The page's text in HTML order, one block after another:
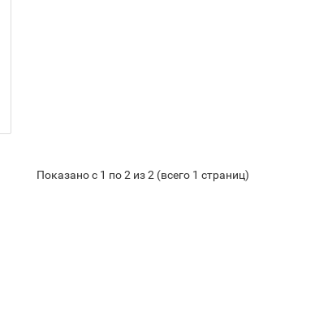
Показано с 1 по 2 из 2 (всего 1 страниц)